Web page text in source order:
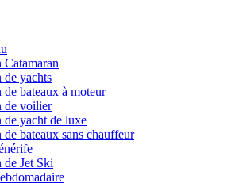
de yachts
bateaux à moteur
de voilier
de yacht de luxe
bateaux sans chauffeur
Jet Ski